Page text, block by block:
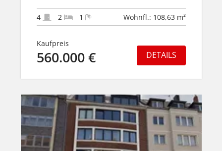
4 2 1 Wohnfl.: 108,63 m²
Kaufpreis
560.000 € DETAILS